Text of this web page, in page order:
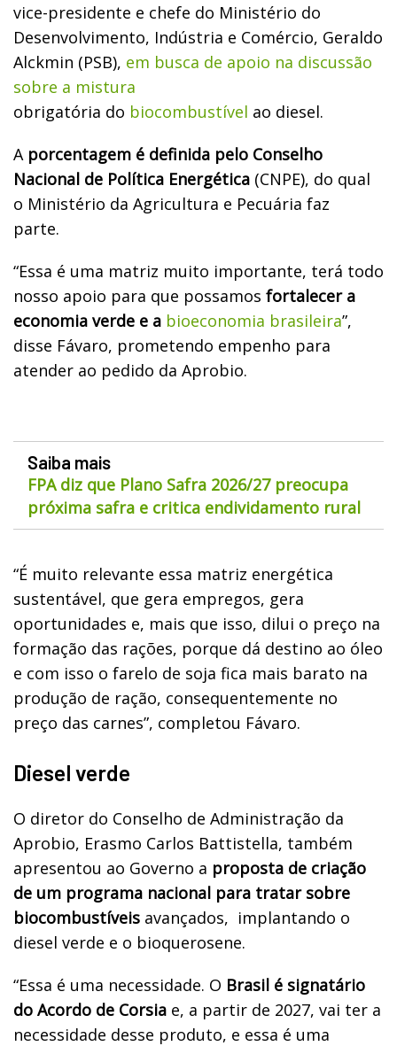
vice-presidente e chefe do Ministério do
Desenvolvimento, Indústria e Comércio, Geraldo
Alckmin (PSB), em busca de apoio na discussão
sobre a mistura
obrigatória do biocombustível ao diesel.
Aporcentagem é definida pelo Conselho
Nacional de Política Energética (CNPE), do qual
o Ministério da Agricultura e Pecuária faz
parte.
“Essa é uma matriz muito importante, terá todo
nosso apoio para que possamos fortalecer a
economia verde e a bioeconomia brasileira”,
disse Fávaro, prometendo empenho para
atender ao pedido da Aprobio.
Saiba mais
FPA diz que Plano Safra 2026/27 preocupa
próxima safra e critica endividamento rural
“É muito relevante essa matriz energética
sustentável, que gera empregos, gera
oportunidades e, mais que isso, dilui o preço na
formação das rações, porque dá destino ao óleo
e com isso o farelo de soja fica mais barato na
produção de ração, consequentemente no
preço das carnes”, completou Fávaro.
Diesel verde
O diretor do Conselho de Administração da
Aprobio, Erasmo Carlos Battistella, também
apresentou ao Governo a proposta de criação
de um programa nacional para tratar sobre
biocombustíveis avançados, implantando o
diesel verde e o bioquerosene.
“Essa é uma necessidade. O Brasil é signatário
do Acordo de Corsia e, a partir de 2027, vai ter a
necessidade desse produto, e essa é uma